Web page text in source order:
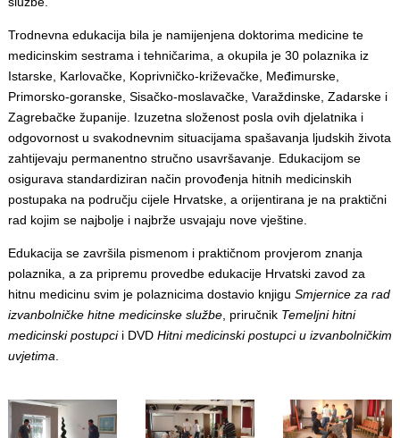
Trodnevna edukacija bila je namijenjena doktorima medicine te
medicinskim sestrama i tehničarima, a okupila je 30 polaznika iz
Istarske, Karlovačke, Koprivničko-križevačke, Međimurske,
Primorsko-goranske, Sisačko-moslavačke, Varaždinske, Zadarske i
Zagrebačke županije. Izuzetna složenost posla ovih djelatnika i
odgovornost u svakodnevnim situacijama spašavanja ljudskih života
zahtijevaju permanentno stručno usavršavanje. Edukacijom se
osigurava standardiziran način provođenja hitnih medicinskih
postupaka na području cijele Hrvatske, a orijentirana je na praktični
rad kojim se najbolje i najbrže usvajaju nove vještine.
Edukacija se završila pismenom i praktičnom provjerom znanja
polaznika, a za pripremu provedbe edukacije Hrvatski zavod za
hitnu medicinu svim je polaznicima dostavio knjigu Smjernice za rad
izvanbolničke hitne medicinske službe, priručnik Temeljni hitni
medicinski postupcii DVD Hitni medicinski postupci u izvanbolničkim
uvjetima